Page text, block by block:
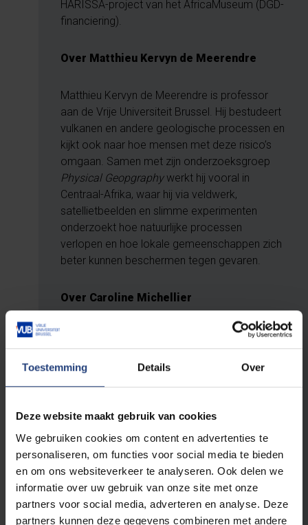
Toestemming Details Over
Deze website maakt gebruik van cookies
We gebruiken cookies om content en advertenties te
personaliseren, om functies voor social media te bieden
en om ons websiteverkeer te analyseren. Ook delen we
informatie over uw gebruik van onze site met onze
partners voor social media, adverteren en analyse. Deze
partners kunnen deze gegevens combineren met andere
HARISSA-project van het AfricaMuseum (DGD-
financiering).
Over Matthieu Kervyn de Meerendre
Matthieu Kervyn de Meerendre is professor
aan de Vrije Universiteit Brussel. Hij bestudeert
vulkanen en andere geologische processen en
kijkt ook naar hoe mensen met deze risico’s
omgaan. Samen met zijn onderzoeksgroep
Physical Geopgraphywerkt hij vooral in
Centraal-Afrika, waar hij via veldwerk,
satellietbeelden en slimme experimenten
onderzoekt hoe natuurlijke processen
verlopen en hoe lokale gemeenschappen zich
beter kunnen beschermen tegen gevaren.
Over Caroline Michellier
Caroline Michellier is geograaf, gespecialiseerd
in kwetsbaarheids- en risicoanalyse rond geo-
hydrologische gevaren in gebieden met weinig
data, vooral in Centraal-Afrika. Haar huidige
aanpak, met een combinatie van veldwerk,
citizen science en nauwe samenwerking met
lokale partners. Ze is halftijds senior
onderzoeker aan het Departement
Aardwetenschappen van het Koninklijk
Museum voor Midden-Afrika
(Onderzoekseenheid Natuurrisico’s) en halftijds